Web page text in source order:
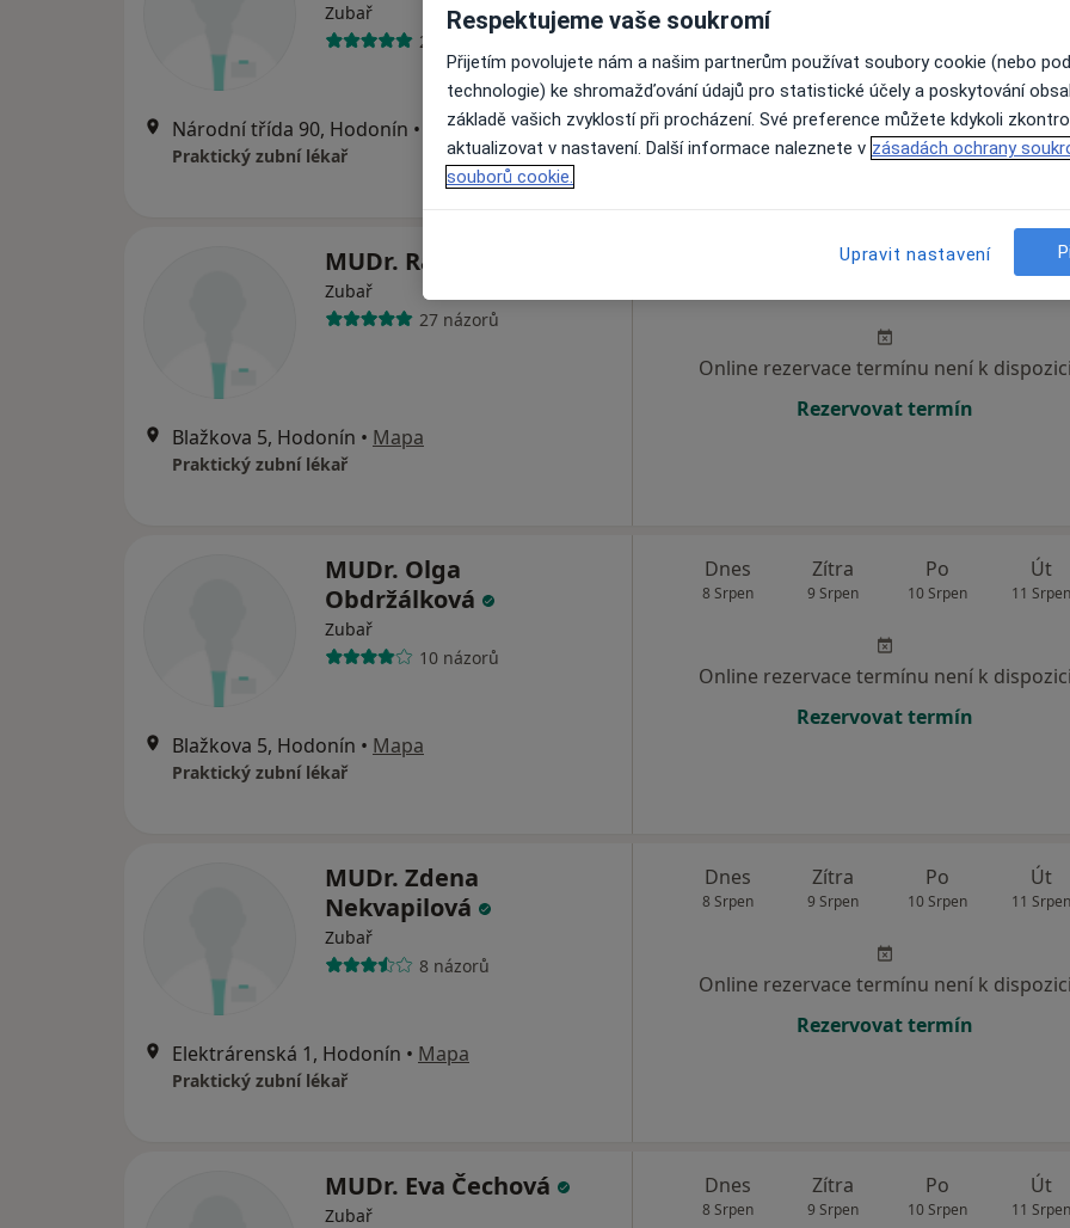
Zubař
21 názorů
Národní třída 90, Hodonín • Mapa
Praktický zubní lékař
Online rezervace termínu není k
Rezervovat termín
MUDr. Radek Handel
Zubař
27 názorů
Blažkova 5, Hodonín • Mapa
Praktický zubní lékař
Zítra Po
Online rezervace termínu není k dispozici
Rezervovat termín
MUDr. Olga
Obdržálková
Zubař
10 názorů
Blažkova 5, Hodonín • Mapa
Praktický zubní lékař
Dnes
8 Srpen
Zítra
9 Srpen
Po
10 Srpen
Út
11 Srpen
Online rezervace termínu není k dispozici
Rezervovat termín
MUDr. Zdena
Nekvapilová
Zubař
8 názorů
Elektrárenská 1, Hodonín • Mapa
Praktický zubní lékař
Dnes
8 Srpen
Zítra
9 Srpen
Po
10 Srpen
Út
11 Srpen
Online rezervace termínu není k dispozici
Rezervovat termín
MUDr. Eva Čechová
Zubař
Dnes
8 Srpen
Zítra
9 Srpen
Po
10 Srpen
Út
11 Srpen
Respektujeme vaše soukromí
Přijetím povolujete nám a našim partnerům používat soubory cookie (nebo
technologie) ke shromažďování údajů pro statistické účely a poskytování
základě vašich zvyklostí při procházení. Své preference můžete kdykoli
aktualizovat v nastavení. Další informace naleznete v zásadách ochrany
souborů cookie.
Upravit nastavení